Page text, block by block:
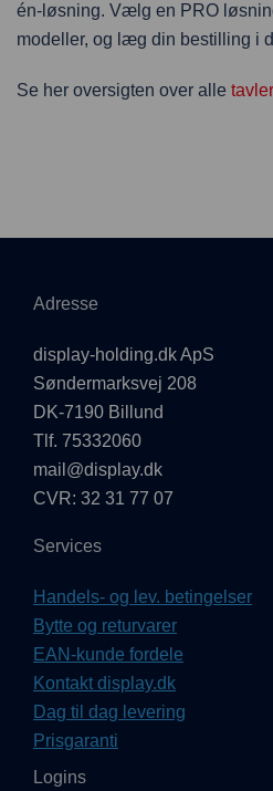
én-løsning. Vælg en PRO
modeller, og læg din bestilling i
Se her oversigten over alle tavler
Adresse
display-holding.dk ApS
Søndermarksvej 208
DK-7190 Billund
Tlf. 75332060
mail@display.dk
CVR: 32 31 77 07
Services
Handels- og lev. betingelser
Bytte og returvarer
EAN-kunde fordele
Kontakt display.dk
Dag til dag levering
Prisgaranti
Logins